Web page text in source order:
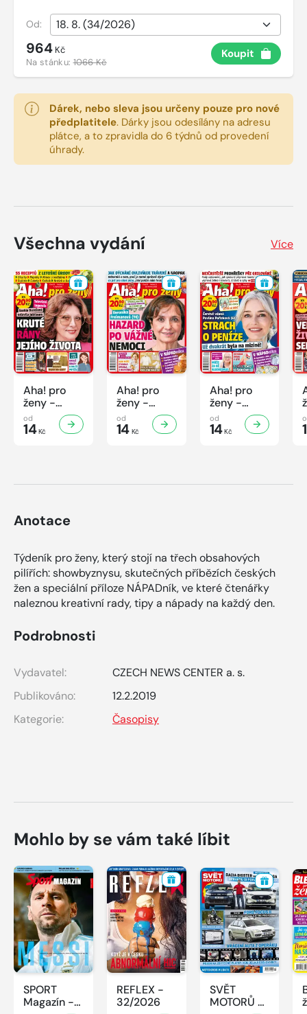
Od:
964 Kč
Na stánku:1066 Kč
Koupit
Dárek, nebo sleva jsou určeny pouze pro nové
předplatitele. Dárky jsou odesílány na adresu
plátce, a to zpravidla do 6 týdnů od provedení
úhrady.
Všechna vydání Více
Aha! pro
ženy -
32/2026
od
14Kč
Aha! pro
ženy -
31/2026
od
14Kč
Aha! pro
ženy -
30/2026
od
14Kč
Anotace
Týdeník pro ženy, který stojí na třech obsahových
pilířích: showbyznysu, skutečných příbězích českých
žen a speciální příloze NÁPADník, ve které čtenářky
naleznou kreativní rady, tipy a nápady na každý den.
Podrobnosti
Vydavatel:
CZECH NEWS CENTER a. s.
Publikováno:
12.2.2019
Kategorie:
Časopisy
Mohlo by se vám také líbit
SPORT
Magazín -
REFLEX -
32/2026
SVĚT
MOTORŮ -